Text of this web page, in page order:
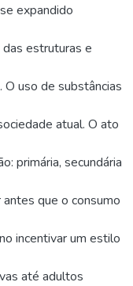
expandido
estruturas e
O uso de substâncias
atual. O ato
primária, secundária
que o consumo
incentivar um estilo
até adultos